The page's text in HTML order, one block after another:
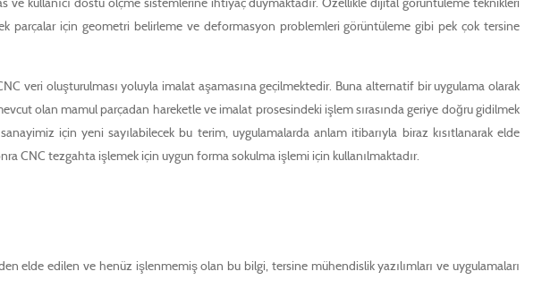
parçalar için geometri belirleme ve deformasyon problemleri görüntüleme gibi pek çok tersine
veri oluşturulması yoluyla imalat aşamasına geçilmektedir. Buna alternatif bir uygulama olarak
olan mamul parçadan hareketle ve imalat prosesindeki işlem sırasında geriye doğru gidilmek
için yeni sayılabilecek bu terim, uygulamalarda anlam itibarıyla biraz kısıtlanarak elde
CNC tezgahta işlemek için uygun forma sokulma işlemi için kullanılmaktadır.
edilen ve henüz işlenmemiş olan bu bilgi, tersine mühendislik yazılımları ve uygulamaları